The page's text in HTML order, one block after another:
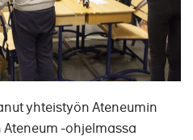
yhteistyön Ateneumin
-ohjelmassa